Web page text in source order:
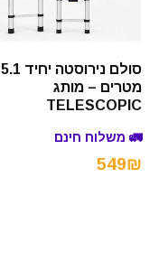
סולם נירוסטה יחיד 5.1
מטרים – מותג
TELESCOPIC
🚛 משלוח חינם
549₪